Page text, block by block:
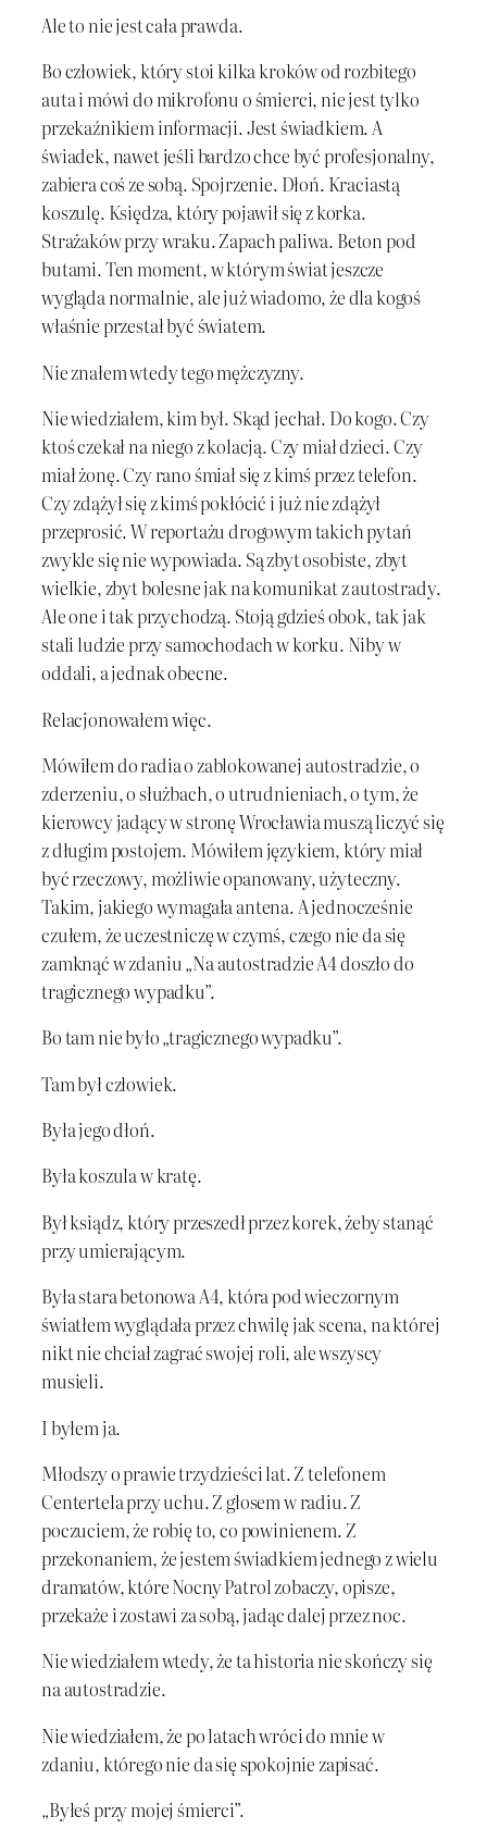
Ale to nie jest cała prawda.
Bo człowiek, który stoi kilka kroków od rozbitego
auta i mówi do mikrofonu o śmierci, nie jest tylko
przekaźnikiem informacji. Jest świadkiem. A
świadek, nawet jeśli bardzo chce być profesjonalny,
zabiera coś ze sobą. Spojrzenie. Dłoń. Kraciastą
koszulę. Księdza, który pojawił się z korka.
Strażaków przy wraku. Zapach paliwa. Beton pod
butami. Ten moment, w którym świat jeszcze
wygląda normalnie, ale już wiadomo, że dla kogoś
właśnie przestał być światem.
Nie znałem wtedy tego mężczyzny.
Nie wiedziałem, kim był. Skąd jechał. Do kogo. Czy
ktoś czekał na niego z kolacją. Czy miał dzieci. Czy
miał żonę. Czy rano śmiał się z kimś przez telefon.
Czy zdążył się z kimś pokłócić i już nie zdążył
przeprosić. W reportażu drogowym takich pytań
zwykle się nie wypowiada. Są zbyt osobiste, zbyt
wielkie, zbyt bolesne jak na komunikat z autostrady.
Ale one i tak przychodzą. Stoją gdzieś obok, tak jak
stali ludzie przy samochodach w korku. Niby w
oddali, a jednak obecne.
Relacjonowałem więc.
Mówiłem do radia o zablokowanej autostradzie, o
zderzeniu, o służbach, o utrudnieniach, o tym, że
kierowcy jadący w stronę Wrocławia muszą liczyć się
z długim postojem. Mówiłem językiem, który miał
być rzeczowy, możliwie opanowany, użyteczny.
Takim, jakiego wymagała antena. A jednocześnie
czułem, że uczestniczę w czymś, czego nie da się
zamknąć w zdaniu „Na autostradzie A4 doszło do
tragicznego wypadku”.
Bo tam nie było „tragicznego wypadku”.
Tam był człowiek.
Była jego dłoń.
Była koszula w kratę.
Był ksiądz, który przeszedł przez korek, żeby stanąć
przy umierającym.
Była stara betonowa A4, która pod wieczornym
światłem wyglądała przez chwilę jak scena, na której
nikt nie chciał zagrać swojej roli, ale wszyscy
musieli.
I byłem ja.
Młodszy o prawie trzydzieści lat. Z telefonem
Centertela przy uchu. Z głosem w radiu. Z
poczuciem, że robię to, co powinienem. Z
przekonaniem, że jestem świadkiem jednego z wielu
dramatów, które Nocny Patrol zobaczy, opisze,
przekaże i zostawi za sobą, jadąc dalej przez noc.
Nie wiedziałem wtedy, że ta historia nie skończy się
na autostradzie.
Nie wiedziałem, że po latach wróci do mnie w
zdaniu, którego nie da się spokojnie zapisać.
„Byłeś przy mojej śmierci”.